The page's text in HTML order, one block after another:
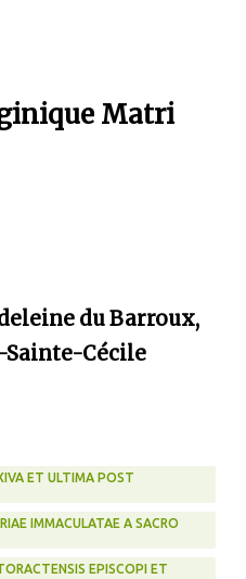
Matri
du Barroux,
Sainte-Cécile
ET ULTIMA POST
IMMACULATAE A SACRO
EPISCOPI ET